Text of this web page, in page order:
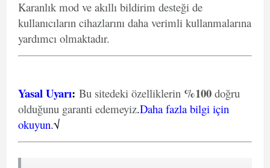
Karanlık mod ve akıllı bildirim desteği de
kullanıcıların cihazlarını daha verimli kullanmalarına
yardımcı olmaktadır.
Yasal Uyarı: Bu sitedeki özelliklerin %100 doğru
olduğunu garanti edemeyiz.Daha fazla bilgi için
okuyun.√